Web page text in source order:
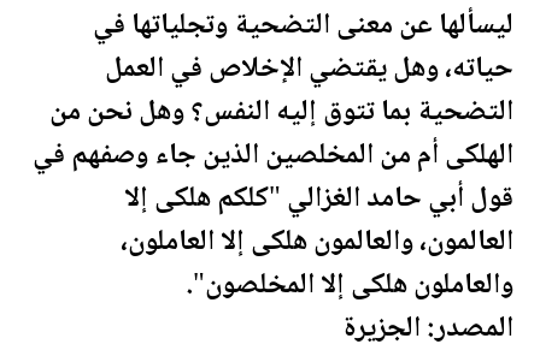
ليسألها عن معنى التضحية وتجلياتها في
حياته، وهل يقتضي الإخلاص في العمل
التضحية بما تتوق إليه النفس؟ وهل نحن من
الهلكى أم من المخلصين الذين جاء وصفهم في
قول أبي حامد الغزالي "كلكم هلكى إلا
العالمون، والعالمون هلكى إلا العاملون،
والعاملون هلكى إلا المخلصون".
المصدر: الجزيرة